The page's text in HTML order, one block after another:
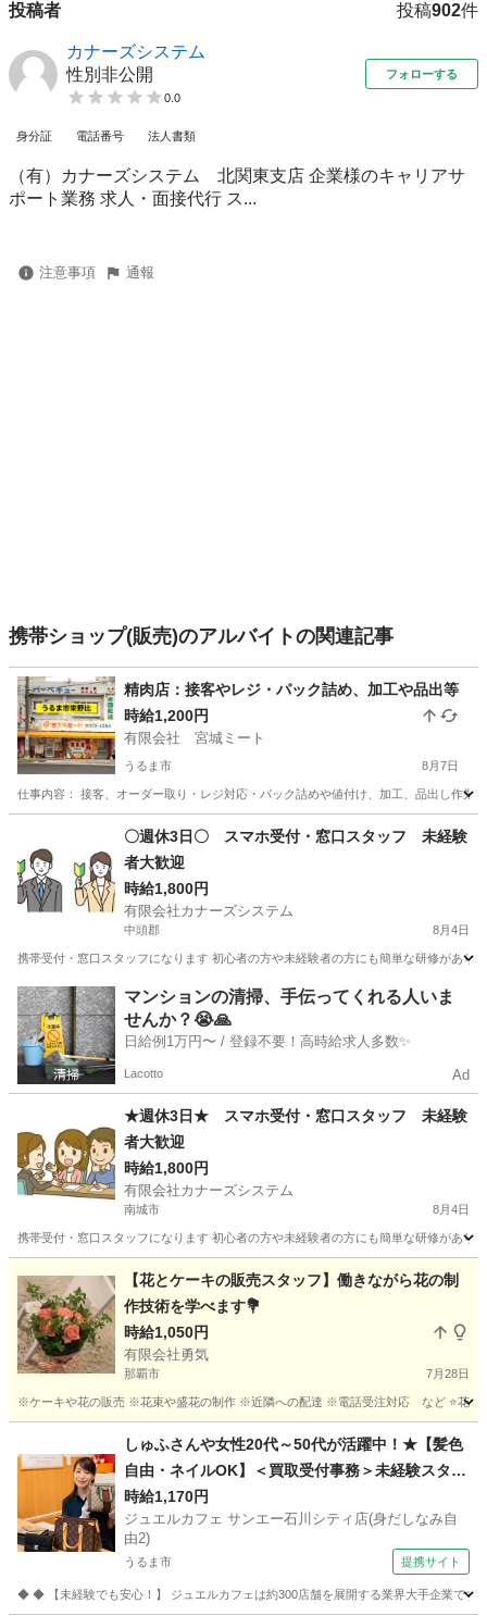
投稿者 投稿902件
カナーズシステム
性別非公開
0.0
フォローする
身分証 電話番号 法人書類
（有）カナーズシステム 北関東支店 企業様のキャリアサ
ポート業務 求人・面接代行 ス...
注意事項 通報
携帯ショップ(販売)のアルバイトの関連記事
精肉店：接客やレジ・パック詰め、加工や品出等
時給1,200円
有限会社 宮城ミート
うるま市 8月7日
仕事内容： 接客、オーダー取り・レジ対応・パック詰めや値付け、加工、品出し作
その他
〇週休3日〇 スマホ受付・窓口スタッフ 未経験
者大歓迎
時給1,800円
有限会社カナーズシステム
中頭郡 8月4日
携帯受付・窓口スタッフになります 初心者の方や未経験者の方にも簡単な研修があ
沖縄 中頭郡 携帯ショップ スタッフ
マンションの清掃、手伝ってくれる人いま
せんか？😭🙏
日給例1万円〜 / 登録不要！高時給求人多数✨
Lacotto Ad
★週休3日★ スマホ受付・窓口スタッフ 未経験
者大歓迎
時給1,800円
有限会社カナーズシステム
南城市 8月4日
携帯受付・窓口スタッフになります 初心者の方や未経験者の方にも簡単な研修があ
携帯ショップ スタッフ
【花とケーキの販売スタッフ】働きながら花の制
作技術を学べます💐
時給1,050円
有限会社勇気
那覇市 7月28日
※ケーキや花の販売 ※花束や盛花の制作 ※近隣への配達 ※電話受注対応 など ⭐️花束
スタッフ
しゅふさんや女性20代～50代が活躍中！★【髪色
自由・ネイルOK】＜買取受付事務＞未経験スター
トが9割！意欲・人柄重視で接客採用中！ ジュエ
ルカフェ サンエー石川シティ店(身だしなみ自由2)
販売・ファッション・レンタル
時給1,170円
ジュエルカフェ サンエー石川シティ店(身だしなみ自
由2)
うるま市 提携サイト
◆ ◆ 【未経験でも安心！】 ジュエルカフェは約300店舗を展開する業界大手企業です